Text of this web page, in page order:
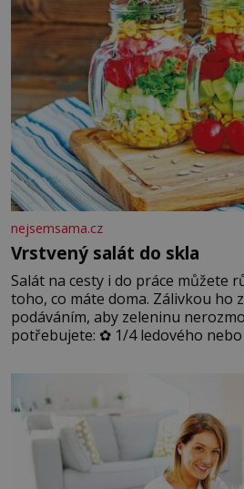
nejsemsama.cz
Vrstvený salát do skla
Salát na cesty i do práce můžete
toho, co máte doma. Zálivkou ho
podáváním, aby zeleninu
potřebujete: ✿ 1/4 ledového
okurky ✿ 2 rajčata Zálivka: ✿ 4
lžíci citronové šťávy ✿ ½ stroužku